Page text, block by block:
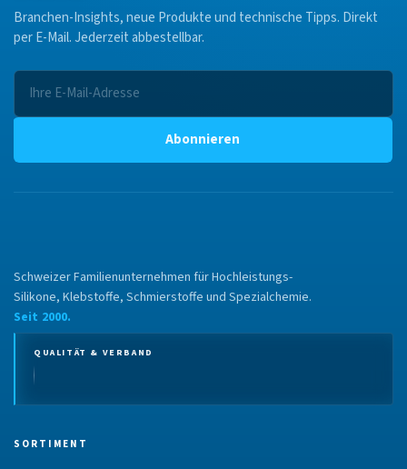
Branchen-Insights, neue Produkte und technische Tipps. Direkt
per E-Mail. Jederzeit abbestellbar.
Abonnieren
Schweizer Familienunternehmen für Hochleistungs-
Silikone, Klebstoffe, Schmierstoffe und Spezialchemie.
Seit 2000.
QUALITÄT & VERBAND
SORTIMENT